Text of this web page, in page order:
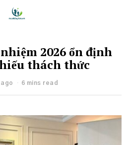
2026 ổn định
thách thức
6 mins read